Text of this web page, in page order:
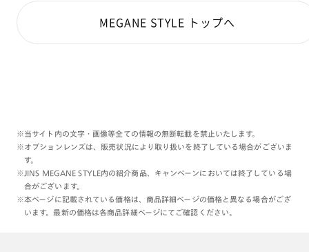
MEGANE STYLE トップへ
※当サイト内の文字・画像等全ての情報の無断転載を禁止いたします。
※オプションレンズは、販売状況により取り扱いを終了している場合がございま
す。
※JINS MEGANE STYLE内の紹介商品、キャンペーンにおいては終了している場
合がございます。
※本ページに記載されている価格は、商品詳細ページの価格と異なる場合がござ
います。最新の価格は各商品詳細ページにてご確認ください。